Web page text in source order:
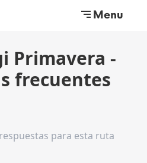
Menu
Primavera -
frecuentes
para esta ruta